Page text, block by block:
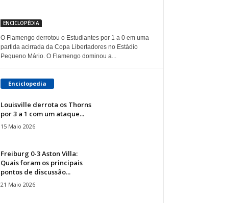
ENCICLOPÉDIA
O Flamengo derrotou o Estudiantes por 1 a 0 em uma
partida acirrada da Copa Libertadores no Estádio
Pequeno Mário. O Flamengo dominou a...
Enciclopedia
Louisville derrota os Thorns
por 3 a 1 com um ataque...
15 Maio 2026
Freiburg 0-3 Aston Villa:
Quais foram os principais
pontos de discussão...
21 Maio 2026